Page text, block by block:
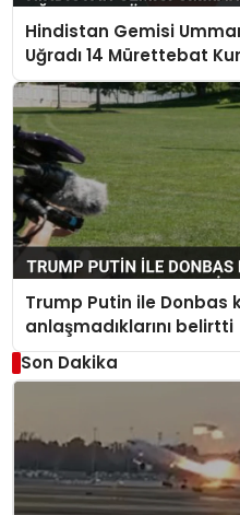
Hindistan Gemisi
Uğradı 14 Mürettebat
Trump Putin ile Donbas
anlaşmadıklarını belirtti
Son Dakika